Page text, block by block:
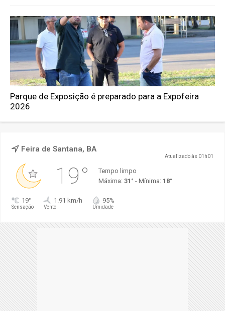
Parque de Exposição é preparado para a Expofeira
2026
Feira de Santana, BA
Atualizado às 01h01
19°
Tempo limpo
Máxima: 31° - Mínima: 18°
19°
Sensação
1.91 km/h
Vento
95%
Umidade